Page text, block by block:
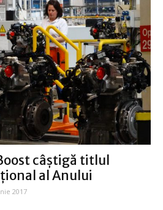
câştigă titlul
al Anului
2017